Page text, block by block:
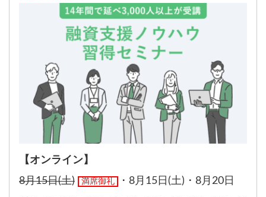
【オンライン】
8月15日(土) 満席御礼 ・ 8月15日(土) ・ 8月20日